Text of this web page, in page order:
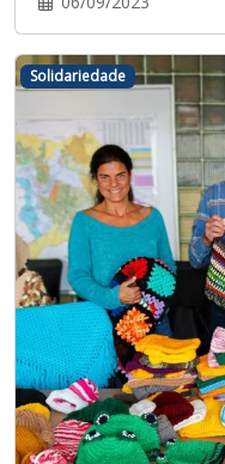
Solidariedade